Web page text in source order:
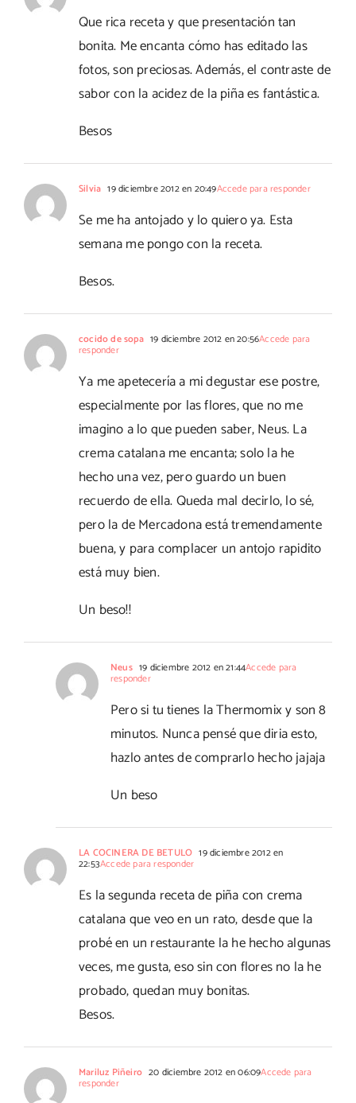
Que rica receta y que presentación tan
bonita. Me encanta cómo has editado las
fotos, son preciosas. Además, el contraste de
sabor con la acidez de la piña es fantástica.
Besos
Silvia 19 diciembre 2012 en 20:49Accede para responder
Se me ha antojado y lo quiero ya. Esta
semana me pongo con la receta.
Besos.
cocido de sopa 19 diciembre 2012 en 20:56Accede para
responder
Ya me apetecería a mi degustar ese postre,
especialmente por las flores, que no me
imagino a lo que pueden saber, Neus. La
crema catalana me encanta; solo la he
hecho una vez, pero guardo un buen
recuerdo de ella. Queda mal decirlo, lo sé,
pero la de Mercadona está tremendamente
buena, y para complacer un antojo rapidito
está muy bien.
Un beso!!
Neus 19 diciembre 2012 en 21:44Accede para
responder
Pero si tu tienes la Thermomix y son 8
minutos. Nunca pensé que diria esto,
hazlo antes de comprarlo hecho jajaja
Un beso
LA COCINERA DE BETULO 19 diciembre 2012 en
22:53Accede para responder
Es la segunda receta de piña con crema
catalana que veo en un rato, desde que la
probé en un restaurante la he hecho algunas
veces, me gusta, eso sin con flores no la he
probado, quedan muy bonitas.
Besos.
Mariluz Piñeiro 20 diciembre 2012 en 06:09Accede para
responder